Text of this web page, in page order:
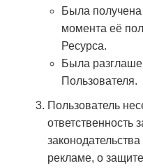
Была получена
момента её
Ресурса.
Была
Пользователя.
Пользователь
ответственность
рекламе, о